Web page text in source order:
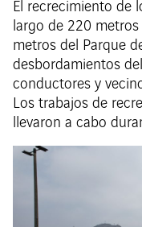
El recrecimiento de
largo de 220
metros del Parque
desbordamientos
conductores y
Los trabajos de
llevaron a cabo